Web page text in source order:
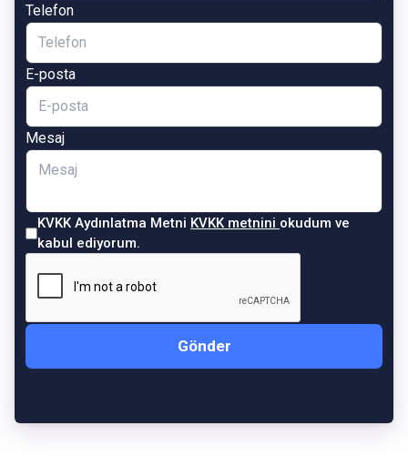
Telefon
E-posta
Mesaj
KVKK Aydınlatma Metni KVKK metnini okudum ve
kabul ediyorum.
Gönder